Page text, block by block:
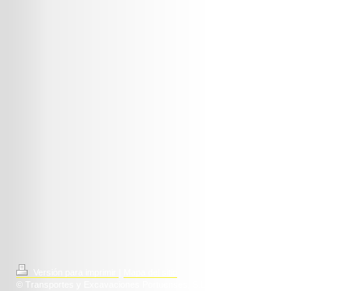
© Transportes y Excavaciones Portuenses, S.L.